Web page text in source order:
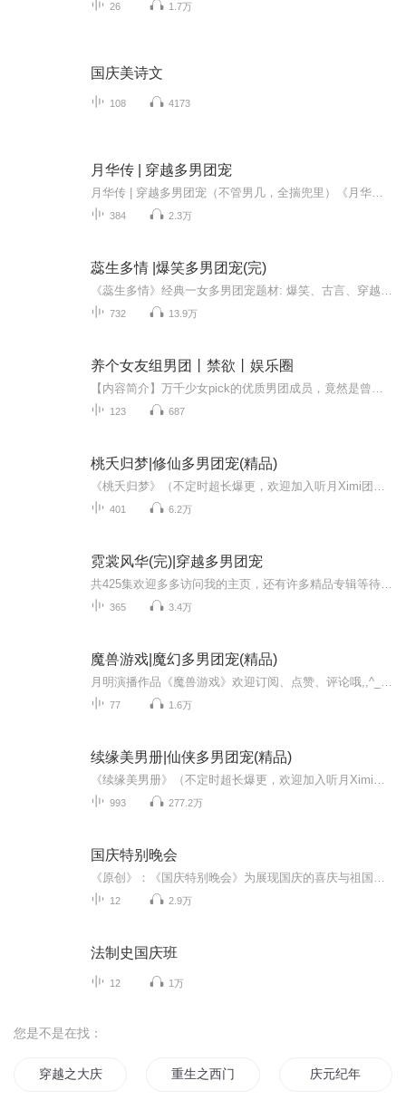
26 1.7万
国庆美诗文
108 4173
月华传 | 穿越多男团宠
384 2.3万
蕊生多情 |爆笑多男团宠(完)
732 13.9万
养个女友组男团丨禁欲丨娱乐圈
123 687
桃夭归梦|修仙多男团宠(精品)
401 6.2万
霓裳风华(完)|穿越多男团宠
365 3.4万
魔兽游戏|魔幻多男团宠(精品)
77 1.6万
续缘美男册|仙侠多男团宠(精品)
993 277.2万
国庆特别晚会
12 2.9万
法制史国庆班
12 1万
您是不是在找：
穿越之大庆帝国 重生之西门庆 庆元纪年